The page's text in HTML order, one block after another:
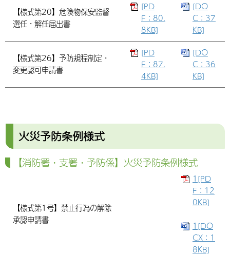
【様式第20】危険物保安監督
選任・解任届出書
[PD
F：80.
8KB]
[DO
C：37
KB]
【様式第26】予防規程制定・
変更認可申請書
[PD
F：87.
4KB]
[DO
C：36
KB]
火災予防条例様式
【消防署・支署・予防係】火災予防条例様式
【様式第1号】禁止行為の解除
承認申請書
1[PD
F：12
0KB]
1[DO
CX：1
8KB]